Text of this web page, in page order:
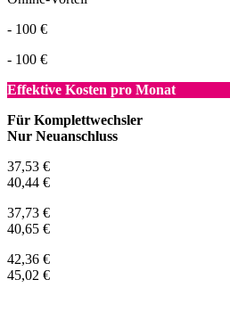
- 100 €
- 100 €
Effektive Kosten pro Monat
Für Komplettwechsler
Nur Neuanschluss
37,53 €
40,44 €
37,73 €
40,65 €
42,36 €
45,02 €